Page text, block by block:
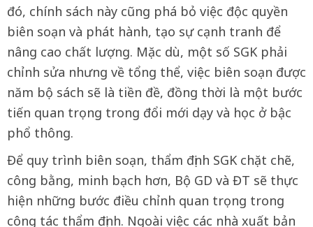
đó, chính sách này cũng phá bỏ việc độc quyền
biên soạn và phát hành, tạo sự cạnh tranh để
nâng cao chất lượng. Mặc dù, một số SGK phải
chỉnh sửa nhưng về tổng thể, việc biên soạn được
năm bộ sách sẽ là tiền đề, đồng thời là một bước
tiến quan trọng trong đổi mới dạy và học ở bậc
phổ thông.
Để quy trình biên soạn, thẩm định SGK chặt chẽ,
công bằng, minh bạch hơn, Bộ GD và ĐT sẽ thực
hiện những bước điều chỉnh quan trọng trong
công tác thẩm định. Ngoài việc các nhà xuất bản